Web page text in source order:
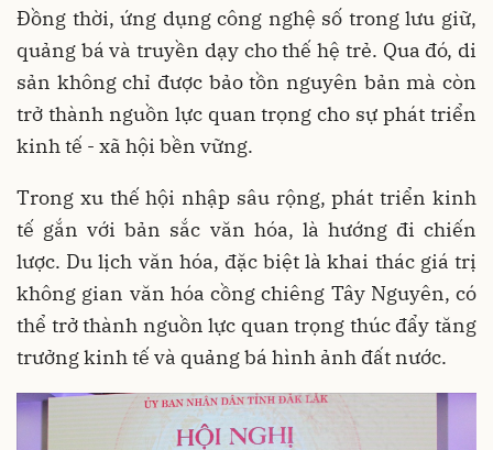
Đồng thời, ứng dụng công nghệ số trong lưu giữ,
quảng bá và truyền dạy cho thế hệ trẻ. Qua đó, di
sản không chỉ được bảo tồn nguyên bản mà còn
trở thành nguồn lực quan trọng cho sự phát triển
kinh tế - xã hội bền vững.
Trong xu thế hội nhập sâu rộng, phát triển kinh
tế gắn với bản sắc văn hóa, là hướng đi chiến
lược. Du lịch văn hóa, đặc biệt là khai thác giá trị
không gian văn hóa cồng chiêng Tây Nguyên, có
thể trở thành nguồn lực quan trọng thúc đẩy tăng
trưởng kinh tế và quảng bá hình ảnh đất nước.